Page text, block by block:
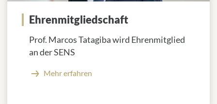
Ehrenmitgliedschaft
Prof. Marcos Tatagiba wird Ehrenmitglied
an der SENS
Mehr erfahren